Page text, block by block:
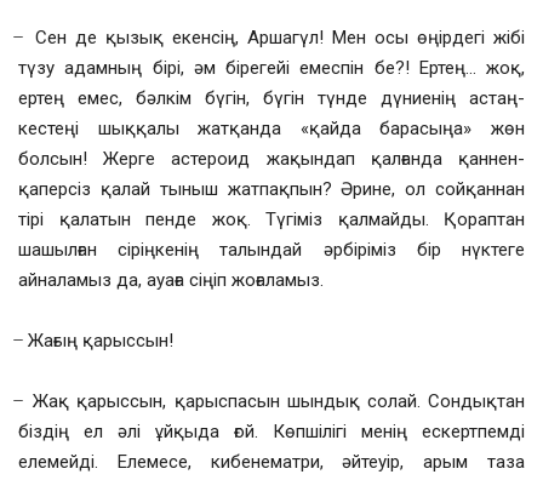
̶ Сен де қызық екенсің, Аршагүл! Мен осы өңірдегі жібі
түзу адамның бірі, әм бірегейі емеспін бе?! Ертең… жоқ,
ертең емес, бәлкім бүгін, бүгін түнде дүниенің астаң-
кестеңі шыққалы жатқанда «қайда барасыңа» жөн
болсын! Жерге астероид жақындап қалғанда қаннен-
қаперсіз қалай тыныш жатпақпын? Әрине, ол сойқаннан
тірі қалатын пенде жоқ. Түгіміз қалмайды. Қораптан
шашылған сіріңкенің талындай әрбіріміз бір нүктеге
айналамыз да, ауаға сіңіп жоғаламыз.
̶ Жағың қарыссын!
̶ Жақ қарыссын, қарыспасын шындық солай. Сондықтан
біздің ел әлі ұйқыда ғой. Көпшілігі менің ескертпемді
елемейді. Елемесе, кибенематри, әйтеуір, арым таза